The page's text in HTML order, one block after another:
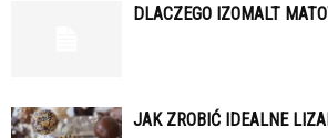
DLACZEGO IZOMALT
JAK ZROBIĆ IDEALNE